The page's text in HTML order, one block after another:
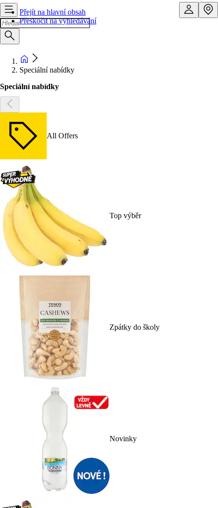
Přejít na hlavní obsah
Přeskočit na vyhledávání
Speciální nabídky
Speciální nabídky
All Offers
Top výběr
Zpátky do školy
Novinky